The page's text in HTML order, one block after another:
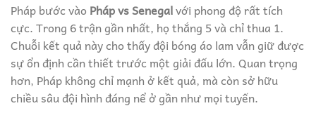
Pháp bước vào Pháp vs Senegalvới phong độ rất tích
cực. Trong 6 trận gần nhất, họ thắng 5 và chỉ thua 1.
Chuỗi kết quả này cho thấy đội bóng áo lam vẫn giữ được
sự ổn định cần thiết trước một giải đấu lớn. Quan trọng
hơn, Pháp không chỉ mạnh ở kết quả, mà còn sở hữu
chiều sâu đội hình đáng nể ở gần như mọi tuyến.